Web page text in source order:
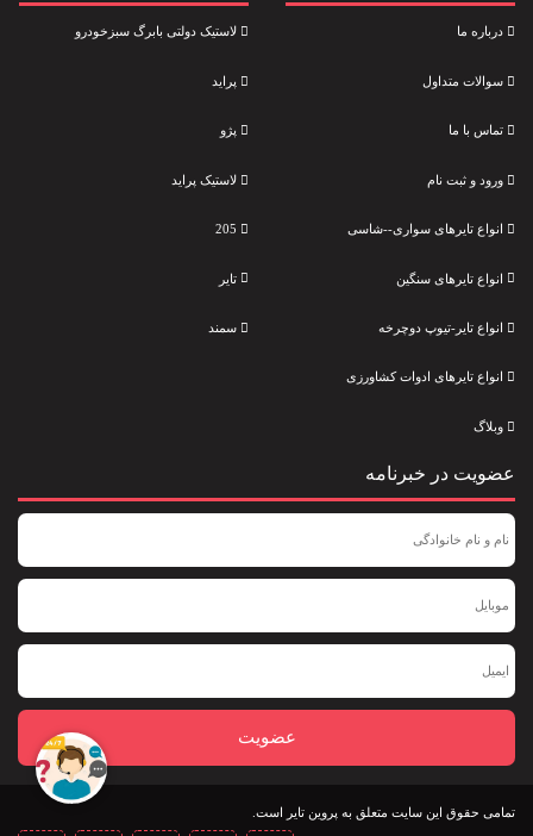
درباره ما
سوالات متداول
تماس با ما
ورود و ثبت نام
انواع تایرهای سواری--شاسی
انواع تایرهای سنگین
انواع تایر-تیوپ دوچرخه
انواع تایرهای ادوات کشاورزی
وبلاگ
لاستیک دولتی بابرگ سبزخودرو
پراید
پژو
لاستیک پراید
205
تایر
سمند
عضویت در خبرنامه
عضویت
تمامی حقوق این سایت متعلق به پروین تایر است.